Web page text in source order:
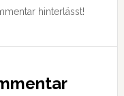
hinterlässt!